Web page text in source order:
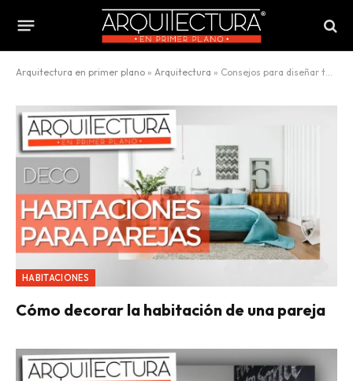
Arquitectura en primer plano » Arquitectura » Consejos para diseñar tu hogar
HABITACIONES
Cómo decorar la habitación de una pareja